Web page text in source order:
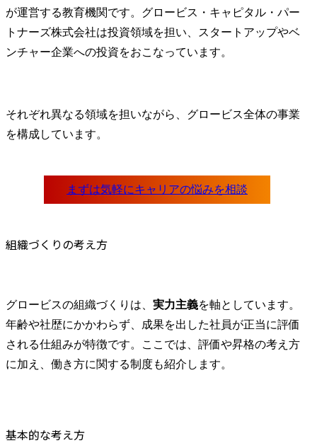
が運営する教育機関です。グロービス・キャピタル・パー
トナーズ株式会社は投資領域を担い、スタートアップやベ
ンチャー企業への投資をおこなっています。
それぞれ異なる領域を担いながら、グロービス全体の事業
を構成しています。
組織づくりの考え方
グロービスの組織づくりは、 実力主義を軸としています。
年齢や社歴にかかわらず、成果を出した社員が正当に評価
される仕組みが特徴です。ここでは、評価や昇格の考え方
に加え、働き方に関する制度も紹介します。
基本的な考え方